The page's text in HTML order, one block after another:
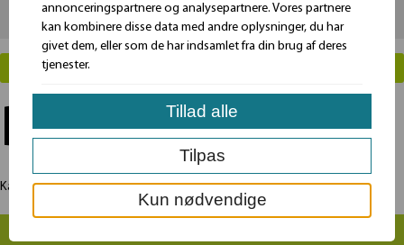
Total 99
Beskrivelse
Kassen er flamberet så den får en varm glød over sig.
annonceringspartnere og analysepartnere. Vores partnere
kan kombinere disse data med andre oplysninger, du har
givet dem, eller som de har indsamlet fra din brug af deres
tjenester.
Kun nødvendige
Tilpas
Tillad alle